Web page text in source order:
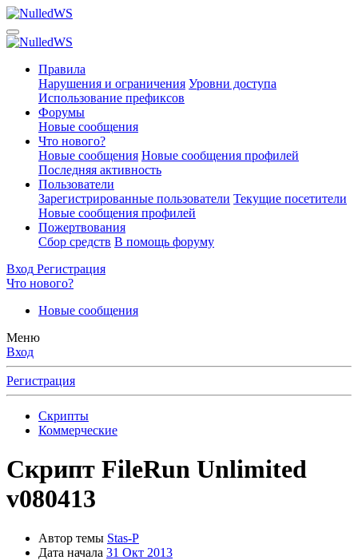
Правила
Нарушения и ограничения Уровни доступа
Использование префиксов
Форумы
Новые сообщения
Что нового?
Новые сообщения Новые сообщения профилей
Последняя активность
Пользователи
Зарегистрированные пользователи Текущие посетители
Новые сообщения профилей
Пожертвования
Сбор средств В помощь форуму
Вход Регистрация
Что нового?
Новые сообщения
Меню
Вход
Регистрация
Скрипты
Коммерческие
Скрипт FileRun Unlimited
v080413
Автор темы Stas-P
Дата начала 31 Окт 2013